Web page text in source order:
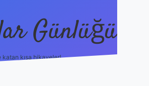
Günlüğü
katan kısa hikayeler!